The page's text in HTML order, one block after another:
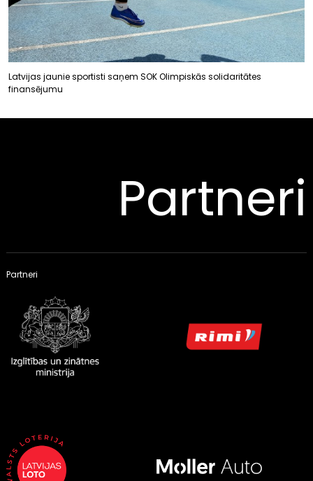
Latvijas jaunie sportisti saņem SOK Olimpiskās solidaritātes
finansējumu
Partneri
Partneri